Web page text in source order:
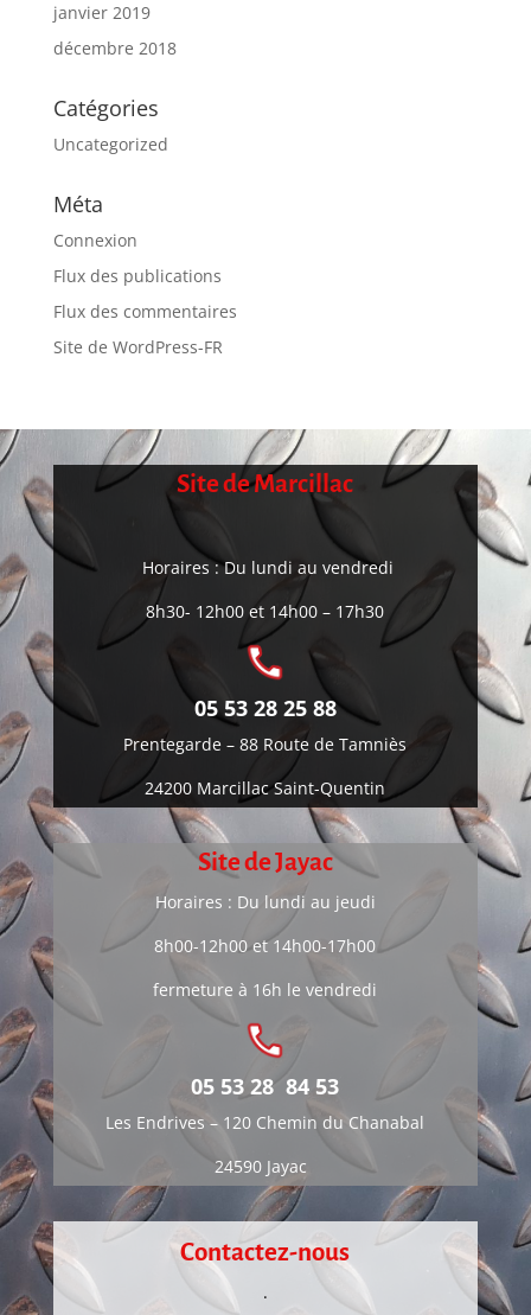
janvier 2019
décembre 2018
Catégories
Uncategorized
Méta
Connexion
Flux des publications
Flux des commentaires
Site de WordPress-FR
Site de Marcillac
Horaires : Du lundi au vendredi
8h30- 12h00 et 14h00 – 17h30
05 53 28 25 88
Prentegarde –88 Route de Tamniès
24200 Marcillac Saint-Quentin
Site de Jayac
Horaires : Du lundi au jeudi
8h00-12h00 et 14h00-17h00
fermeture à 16h le vendredi
05 53 28 84 53
Les Endrives – 120 Chemin du Chanabal
24590 Jayac
Contactez-nous
.